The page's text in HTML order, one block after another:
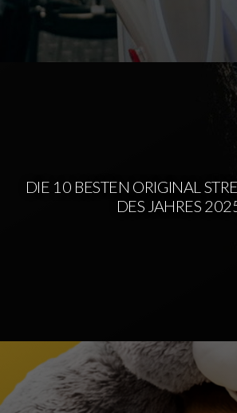
DIE 10 BESTEN ORIGINAL
DES JAHRES